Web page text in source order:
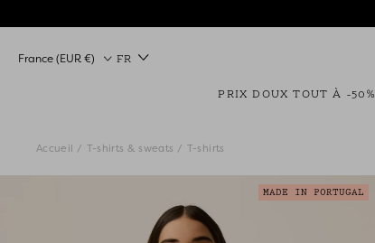
au
PRIX DOUX TOUT À -50%
Pays/régionFrance (EUR €) FR
Accueil T-shirts & sweats T-shirts
MADE IN PORTUGAL